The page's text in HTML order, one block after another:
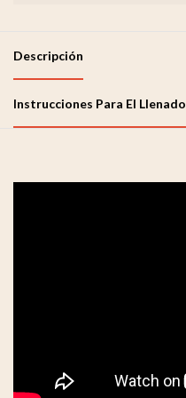
Descripción
Instrucciones Para El Llenado